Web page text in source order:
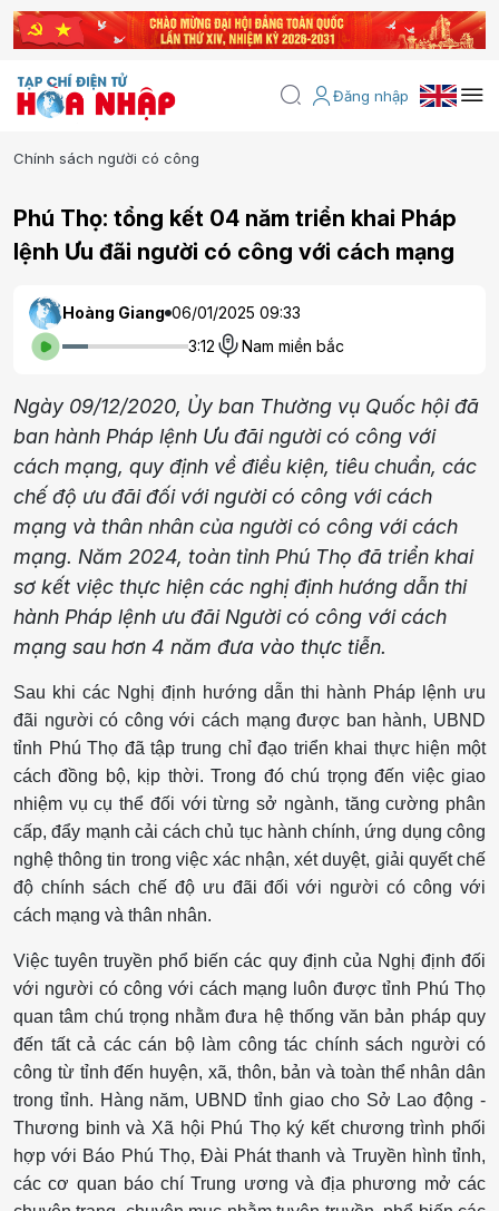
Đăng nhập
Chính sách người có công
Phú Thọ: tổng kết 04 năm triển khai Pháp
lệnh Ưu đãi người có công với cách mạng
Hoàng Giang 06/01/2025 09:33
3:12
Nam miền bắc
Ngày 09/12/2020, Ủy ban Thường vụ Quốc hội đã
ban hành Pháp lệnh Ưu đãi người có công với
cách mạng, quy định về điều kiện, tiêu chuẩn, các
chế độ ưu đãi đối với người có công với cách
mạng và thân nhân của người có công với cách
mạng. Năm 2024, toàn tỉnh Phú Thọ đã triển khai
sơ kết việc thực hiện các nghị định hướng dẫn thi
hành Pháp lệnh ưu đãi Người có công với cách
mạng sau hơn 4 năm đưa vào thực tiễn.
Sau khi các Nghị định hướng dẫn thi hành Pháp lệnh ưu
đãi người có công với cách mạng được ban hành, UBND
tỉnh Phú Thọ đã tập trung chỉ đạo triển khai thực hiện một
cách đồng bộ, kịp thời. Trong đó chú trọng đến việc giao
nhiệm vụ cụ thể đối với từng sở ngành, tăng cường phân
cấp, đẩy mạnh cải cách chủ tục hành chính, ứng dụng công
nghệ thông tin trong việc xác nhận, xét duyệt, giải quyết chế
độ chính sách chế độ ưu đãi đối với người có công với
cách mạng và thân nhân.
Việc tuyên truyền phổ biến các quy định của Nghị định đối
với người có công với cách mạng luôn được tỉnh Phú Thọ
quan tâm chú trọng nhằm đưa hệ thống văn bản pháp quy
đến tất cả các cán bộ làm công tác chính sách người có
công từ tỉnh đến huyện, xã, thôn, bản và toàn thể nhân dân
trong tỉnh. Hàng năm, UBND tỉnh giao cho Sở Lao động -
Thương binh và Xã hội Phú Thọ ký kết chương trình phối
hợp với Báo Phú Thọ, Đài Phát thanh và Truyền hình tỉnh,
các cơ quan báo chí Trung ương và địa phương mở các